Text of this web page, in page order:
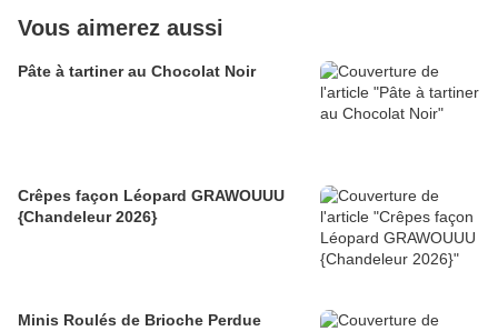
Vous aimerez aussi
Pâte à tartiner au Chocolat Noir
Crêpes façon Léopard GRAWOUUU
{Chandeleur 2026}
Minis Roulés de Brioche Perdue